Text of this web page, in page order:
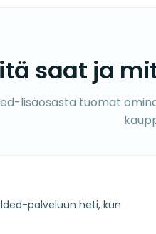
saat ja
lisäosasta tuomat
palveluun heti, kun